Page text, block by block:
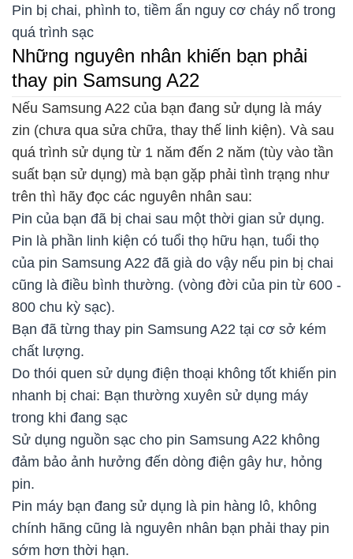
Pin bị chai, phình to, tiềm ẩn nguy cơ cháy nổ trong
quá trình sạc
Những nguyên nhân khiến bạn phải
thay pin Samsung A22
Nếu Samsung A22 của bạn đang sử dụng là máy
zin (chưa qua sửa chữa, thay thế linh kiện). Và sau
quá trình sử dụng từ 1 năm đến 2 năm (tùy vào tần
suất bạn sử dụng) mà bạn gặp phải tình trạng như
trên thì hãy đọc các nguyên nhân sau:
Pin của bạn đã bị chai sau một thời gian sử dụng.
Pin là phần linh kiện có tuổi thọ hữu hạn, tuổi thọ
của pin Samsung A22 đã già do vậy nếu pin bị chai
cũng là điều bình thường. (vòng đời của pin từ 600 -
800 chu kỳ sạc).
Bạn đã từng thay pin Samsung A22 tại cơ sở kém
chất lượng.
Do thói quen sử dụng điện thoại không tốt khiến pin
nhanh bị chai: Bạn thường xuyên sử dụng máy
trong khi đang sạc
Sử dụng nguồn sạc cho pin Samsung A22 không
đảm bảo ảnh hưởng đến dòng điện gây hư, hỏng
pin.
Pin máy bạn đang sử dụng là pin hàng lô, không
chính hãng cũng là nguyên nhân bạn phải thay pin
sớm hơn thời hạn.